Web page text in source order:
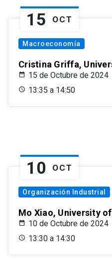
15 OCT
Macroeconomía
Cristina Griffa,
15 de Octubre de 2024
13:35 a 14:50
10 OCT
Organización Industrial
Mo Xiao, University
10 de Octubre de 2024
13:30 a 14:30